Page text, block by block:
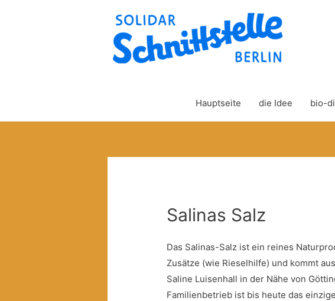
Hauptseite die Idee bio-
Salinas Salz
Das Salinas-Salz ist ein reines
Zusätze (wie Rieselhilfe) und kommt
Saline Luisenhall in der Nähe von
Familienbetrieb ist bis heute das